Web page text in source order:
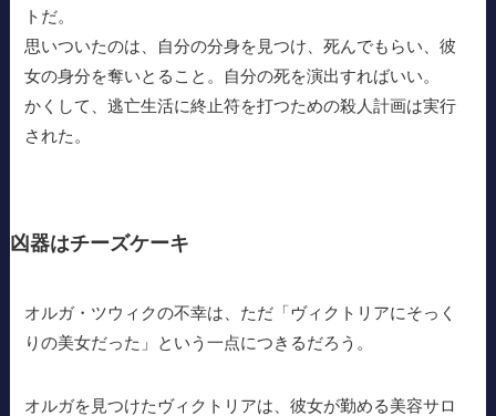
トだ。
思いついたのは、自分の分身を見つけ、死んでもらい、彼
女の身分を奪いとること。自分の死を演出すればいい。
かくして、逃亡生活に終止符を打つための殺人計画は実行
された。
凶器はチーズケーキ
オルガ・ツウィクの不幸は、ただ「ヴィクトリアにそっく
りの美女だった」という一点につきるだろう。
オルガを見つけたヴィクトリアは、彼女が勤める美容サロ